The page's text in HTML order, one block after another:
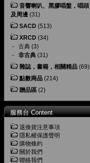
音響喇叭、黑膠唱盤，唱頭
及周邊 (31)
SACD (513)
XRCD (34)
- 古典 (3)
- 非古典 (31)
雜誌，書籍，相關精品 (69)
點數商品 (214)
贈品區 (2)
服務台 Content
退換貨注意事項
隱私權保護聲明
購物條約
關於我們
聯絡我們